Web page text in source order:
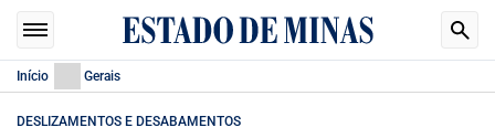
Início Gerais
DESLIZAMENTOS E DESABAMENTOS